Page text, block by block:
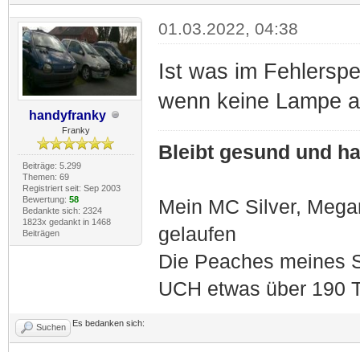
handyfranky
Franky
Beiträge: 5.299
Themen: 69
Registriert seit: Sep 2003
Bewertung: 58
Bedankte sich: 2324
1823x gedankt in 1468
Beiträgen
01.03.2022, 04:38
Ist was im
wenn keine Lampe
Bleibt gesund und
Mein MC Silver,
gelaufen
Die Peaches meines
UCH etwas über 190
Suchen Es bedanken sich: